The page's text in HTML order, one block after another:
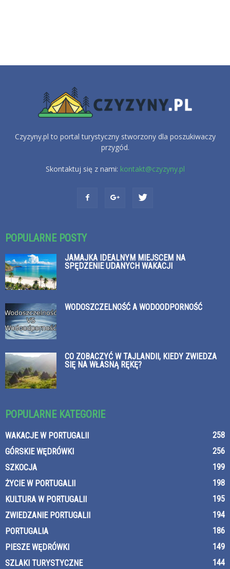
Czyzyny.pl to portal turystyczny stworzony dla poszukiwaczy
przygód.
Skontaktuj się z nami: kontakt@czyzyny.pl
POPULARNE POSTY
JAMAJKA IDEALNYM MIEJSCEM NA
SPĘDZENIE UDANYCH WAKACJI
WODOSZCZELNOŚĆ A WODOODPORNOŚĆ
CO ZOBACZYĆ W TAJLANDII, KIEDY ZWIEDZA
SIĘ NA WŁASNĄ RĘKĘ?
POPULARNE KATEGORIE
WAKACJE W PORTUGALII
258
GÓRSKIE WĘDRÓWKI
256
SZKOCJA
199
ŻYCIE W PORTUGALII
198
KULTURA W PORTUGALII
195
ZWIEDZANIE PORTUGALII
194
PORTUGALIA
186
PIESZE WĘDRÓWKI
149
SZLAKI TURYSTYCZNE
144